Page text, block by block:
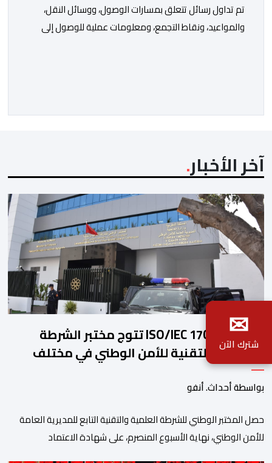
تم تداول رسائل تتعلق بمسارات الوصول، ووسائل النقل،
والمواعيد، ونقاط التجمع، ومعلومات عملية للوصول إلى
أو وصول محتمل عبر شبكات التواصل […]
آخر الأخبار
شهادة ISO/IEC 17025 تتوج مختبر الشرطة
العلمية والتقنية للأمن الوطني في مختلف
الخبرات الجنائية
بواسطة أحداث. أنفو
حصل المختبر الوطني للشرطة العلمية والتقنية التابع للمديرية العامة
للأمن الوطني، نهاية الأسبوع المنصرم، على شهادة الاعتماد
✉
شترك الآن